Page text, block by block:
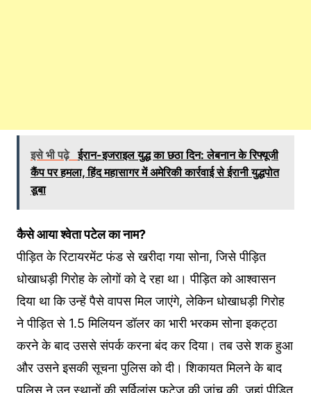
इसे भी पढ़े ईरान-इजराइल युद्ध का छठा दिन: लेबनान के रिफ्यूजी
कैंप पर हमला, हिंद महासागर में अमेरिकी कार्रवाई से ईरानी युद्धपोत
डूबा
कैसे आया श्वेता पटेल का नाम?
पीड़ित के रिटायरमेंट फंड से खरीदा गया सोना, जिसे पीड़ित
धोखाधड़ी गिरोह के लोगों को दे रहा था। पीड़ित को आश्वासन
दिया था कि उन्हें पैसे वापस मिल जाएंगे, लेकिन धोखाधड़ी गिरोह
ने पीड़ित से 1.5 मिलियन डॉलर का भारी भरकम सोना इकट्ठा
करने के बाद उससे संपर्क करना बंद कर दिया। तब उसे शक हुआ
और उसने इसकी सूचना पुलिस को दी। शिकायत मिलने के बाद
पुलिस ने उन स्थानों की सर्विलांस फुटेज की जांच की, जहां पीड़ित